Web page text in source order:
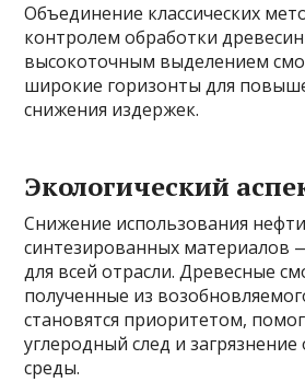
Объединение классических
контролем обработки
высокоточным выделением
широкие горизонты для
снижения издержек.
Экологический
Снижение использования
синтезированных материалов
для всей отрасли. Древесные
полученные из
становятся приоритетом,
углеродный след и
среды.